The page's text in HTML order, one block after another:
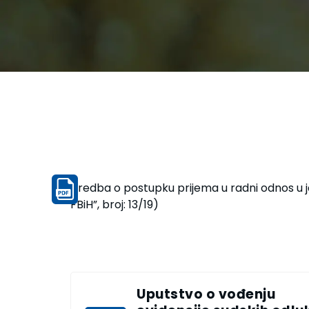
Uredba o postupku prijema u radni odnos u
FBiH”, broj: 13/19)
Uputstvo o vođenju